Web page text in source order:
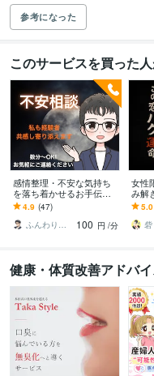
参考になった
このサービスを買った
感情整理・不安な気持ち
を落ち着かせるお手伝い
します 私も苦しんだ！ふ
んわりした声で安心でき
る時間を提供します
4.9 (47)
ふんわりこころサポート☘️みちまさ
100 円 /分
女性
み解
不安5.0
健康・体質改善アドバ